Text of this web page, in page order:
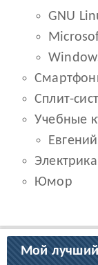
GNU
Сплит-
Учебные
Электрика
Юмор
Мой лучший